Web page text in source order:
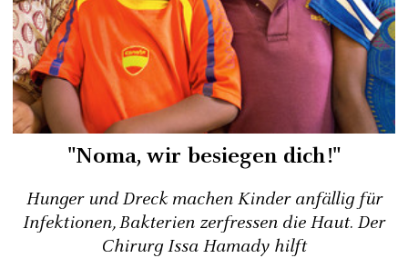
"Noma, wir besiegen dich!"
Hunger und Dreck machen Kinder anfällig für
Infektionen, Bakterien zerfressen die Haut. Der
Chirurg Issa Hamady hilft